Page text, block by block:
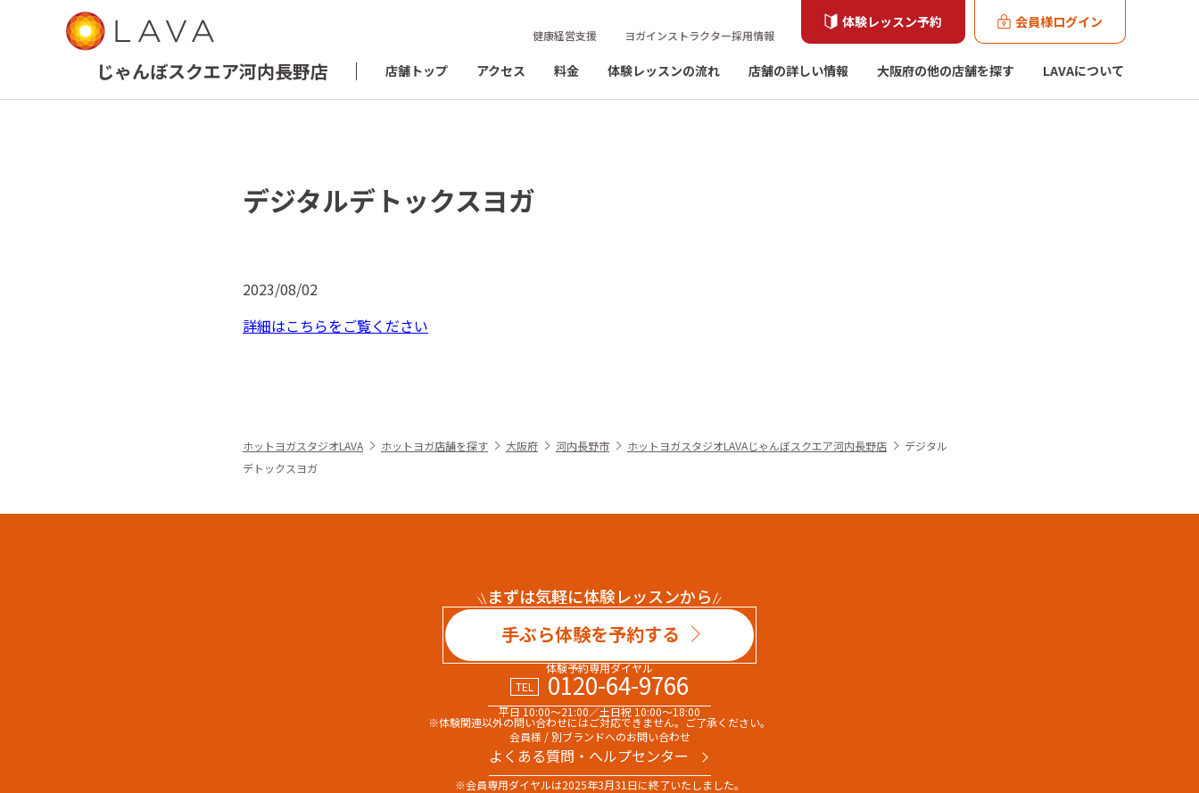
健康経営支援 ヨガインストラクター採用情報
体験レッスン予約 会員様ログイン
じゃんぼスクエア河内長野店 店舗トップ アクセス 料金 体験レッスンの流れ 店舗の詳しい情報 大阪府の他の店舗を探す LAVAについて
デジタルデトックスヨガ
2023/08/02
詳細はこちらをご覧ください
ホットヨガスタジオLAVA ホットヨガ店舗を探す 大阪府 河内長野市 ホットヨガスタジオLAVAじゃんぼスクエア河内長野店
デジタル
デトックスヨガ
まずは気軽に体験レッスンから
手ぶら体験を予約する
体験予約専用ダイヤル
TEL
0120-64-9766
平日 10:00～21:00／土日祝 10:00～18:00
※体験関連以外の問い合わせにはご対応できません。ご了承ください。
会員様 / 別ブランドへのお問い合わせ
よくある質問・へルプセンター
※会員専用ダイヤルは2025年3月31日に終了いたしました。